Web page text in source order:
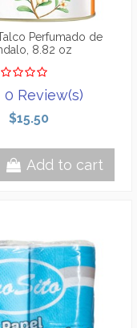
Perfumado de
8.82 oz
0 Review(s)
$15.50
Add to cart